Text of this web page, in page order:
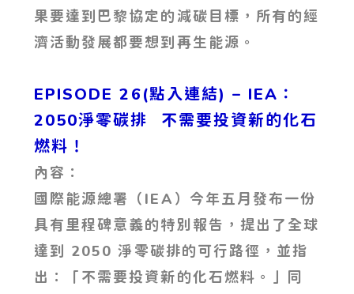
果要達到巴黎協定的減碳目標，所有的經
濟活動發展都要想到再生能源。
EPISODE 26(點入連結) – IEA：
2050淨零碳排 不需要投資新的化石
燃料！
內容：
國際能源總署（IEA）今年五月發布一份
具有里程碑意義的特別報告，提出了全球
達到 2050 淨零碳排的可行路徑，並指
出：「不需要投資新的化石燃料。」同